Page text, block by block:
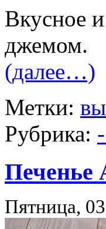
Вкусное
джемом.
(далее…)
Метки:
Рубрика:
Печенье
Пятница,